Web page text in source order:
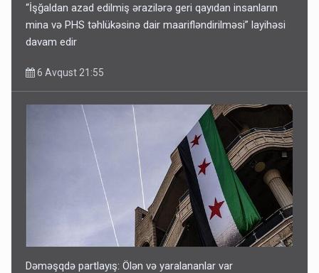
“İşğaldan azad edilmiş ərazilərə geri qayıdan insanların
mina və PHS təhlükəsinə dair maarifləndirilməsi” layihəsi
davam edir
6 Avqust 21:55
Dəməşqdə partlayış: Ölən və yaralananlar var